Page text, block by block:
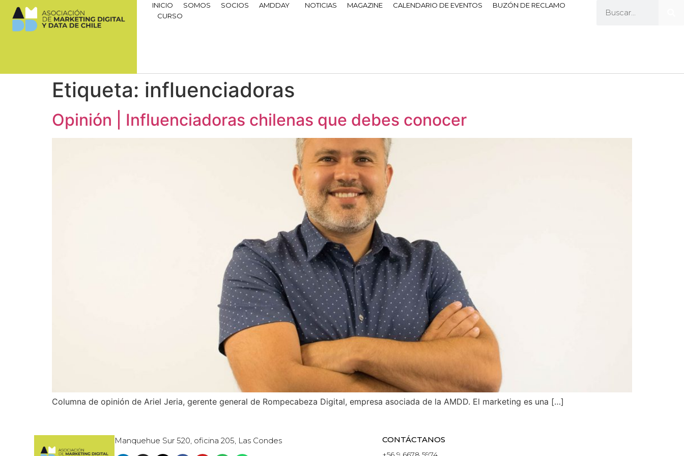
INICIO SOMOS SOCIOS AMDDAY NOTICIAS MAGAZINE CALENDARIO DE EVENTOS
BUZÓN DE RECLAMO
CURSO
Etiqueta: influenciadoras
Opinión | Influenciadoras chilenas que debes conocer
Columna de opinión de Ariel Jeria, gerente general de Rompecabeza Digital, empresa asociada de la AMDD. El marketing es una […]
Manquehue Sur 520, oficina 205, Las Condes CONTÁCTANOS